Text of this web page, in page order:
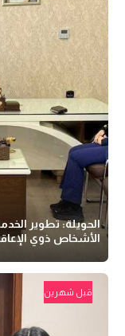
الحويلة: تطوير
الأشخاص ذوي
قبل شهرين